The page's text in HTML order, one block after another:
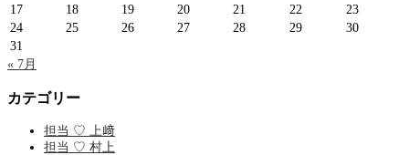
17
18 19 20 21 22
23
24
25 26 27 28 29
30
31
« 7月
カテゴリー
担当 ♡ 上﨑
担当 ♡ 村上